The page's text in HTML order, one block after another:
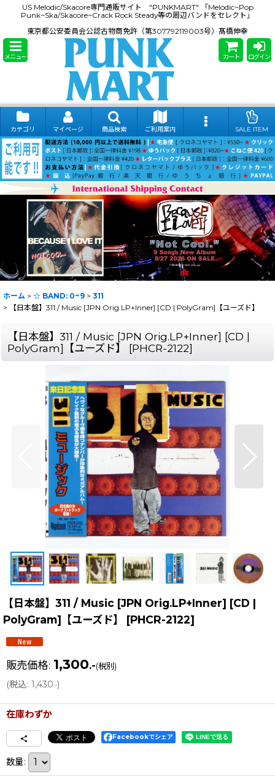
US Melodic/Skacore専門通販サイト "PUNKMART" 「Melodic~Pop
Punk~Ska/Skacore~Crack Rock Steady等の周辺バンドをセレクト」
東京都公安委員会公認古物商免許（第307792119003号）髙橋伸幸
メニュー カート ログイン
カテゴリ マイページ 商品検索 ご利用案内 SALE ITEM
ホーム > ☆ BAND: 0~9 > 311
>
【日本盤】311 / Music [JPN Orig.LP+Inner] [CD | PolyGram]【ユーズド】
【日本盤】311 / Music [JPN Orig.LP+Inner] [CD |
PolyGram]【ユーズド】
[PHCR-2122]
【日本盤】311 / Music [JPN Orig.LP+Inner] [CD |
PolyGram]【ユーズド】
[PHCR-2122]
販売価格: 1,300.-(税別)
(税込: 1,430.-)
在庫わずか
Facebookでシェア
数量: